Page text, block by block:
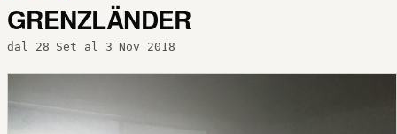
GRENZLÄNDER
dal 28 Set al 3 Nov 2018